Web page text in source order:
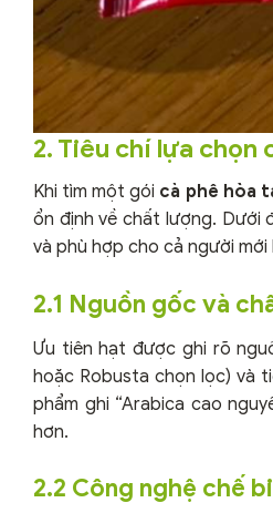
2. Tiêu chí lựa chọn
Khi tìm một gói cà phê hòa
ổn định về chất lượng. Dưới
và phù hợp cho cả người
2.1 Nguồn gốc và
Ưu tiên hạt được ghi rõ
hoặc Robusta chọn lọc) và
phẩm ghi “Arabica cao
hơn.
2.2 Công nghệ chế